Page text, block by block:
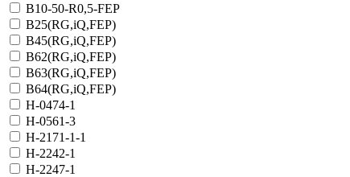
B10-50-R0,5-FEP
B25(RG,iQ,FEP)
B45(RG,iQ,FEP)
B62(RG,iQ,FEP)
B63(RG,iQ,FEP)
B64(RG,iQ,FEP)
H-0474-1
H-0561-3
H-2171-1-1
H-2242-1
H-2247-1